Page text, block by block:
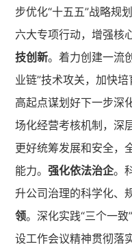
步优化“十五五”战略规
六大专项行动，增强核
技创新。着力创建一流
业链”技术攻关，加快
高起点谋划好下一步深
场化经营考核机制，深
更好统筹发展和安全，
能力。强化依法治企。
升公司治理的科学化、
领。深化实践“三个一
设工作会议精神贯彻落